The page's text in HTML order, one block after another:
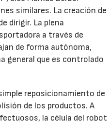
similares. La creación de
dirigir. La plena
a través de
de forma autónoma,
general que es controlado
reposicionamiento de
de los productos. A
la célula del robot